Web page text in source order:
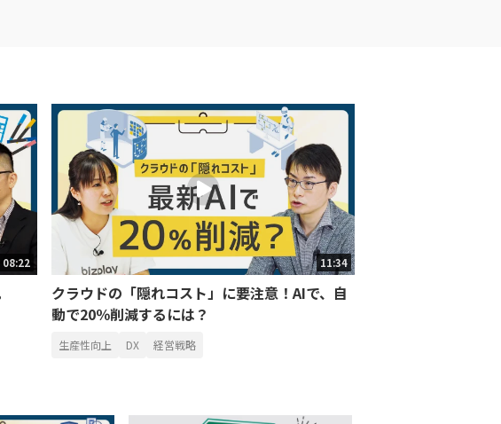
08:22 11:34
クラウドの「隠れコスト」に要注意！AIで、自
動で20％削減するには？
生産性向上 DX 経営戦略